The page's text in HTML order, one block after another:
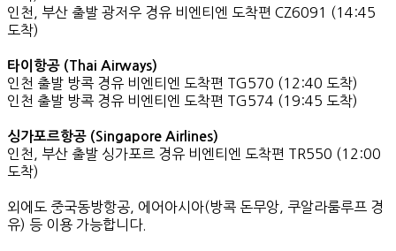
인천, 부산 출발 광저우 경유 비엔티엔 도착편 CZ6091 (14:45
도착)
타이항공 (Thai Airways)
인천 출발 방콕 경유 비엔티엔 도착편 TG570 (12:40 도착)
인천 출발 방콕 경유 비엔티엔 도착편 TG574 (19:45 도착)
싱가포르항공 (Singapore Airlines)
인천, 부산 출발 싱가포르 경유 비엔티엔 도착편 TR550 (12:00
도착)
외에도 중국동방항공, 에어아시아(방콕 돈무앙, 쿠알라룸루프 경
유) 등 이용 가능합니다.